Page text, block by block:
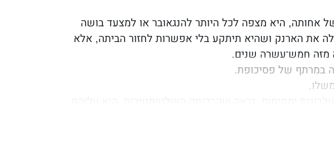
אחותה, היא מצפה לכל היותר להנגאובר או למצעד בושה
את הארנק ושהיא תיתקע בלי אפשרות לחזור הביתה, אלא
מזה חמש־עשרה שנים.
במרתף של פסיכופת.
זה את זה, חייבים עכשיו לעבוד ביחד אם הם רוצים לשרוד,